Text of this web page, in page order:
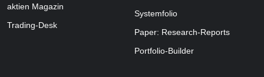
aktien Magazin
Trading-Desk
Systemfolio
Paper: Research-Reports
Portfolio-Builder